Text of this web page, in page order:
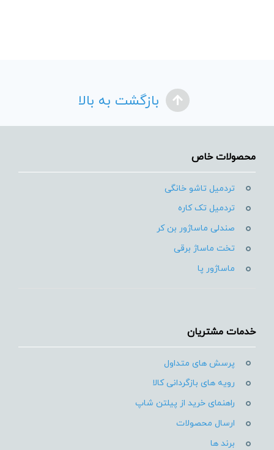
بازگشت به بالا
محصولات خاص
تردمیل تاشو خانگی
تردمیل تک کاره
صندلی ماساژور بن کر
تخت ماساژ برقی
ماساژور پا
خدمات مشتریان
پرسش های متداول
رویه های بازگردانی کالا
راهنمای خرید از پیلتن شاپ
ارسال محصولات
برند ها